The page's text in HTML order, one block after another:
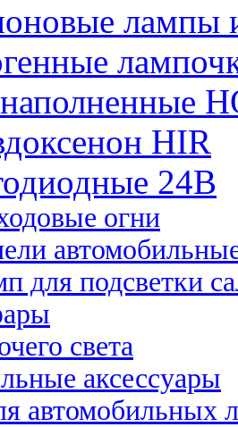
лампы
HIR
24B
огни
для подсветки
света
аксессуары
автомобильных